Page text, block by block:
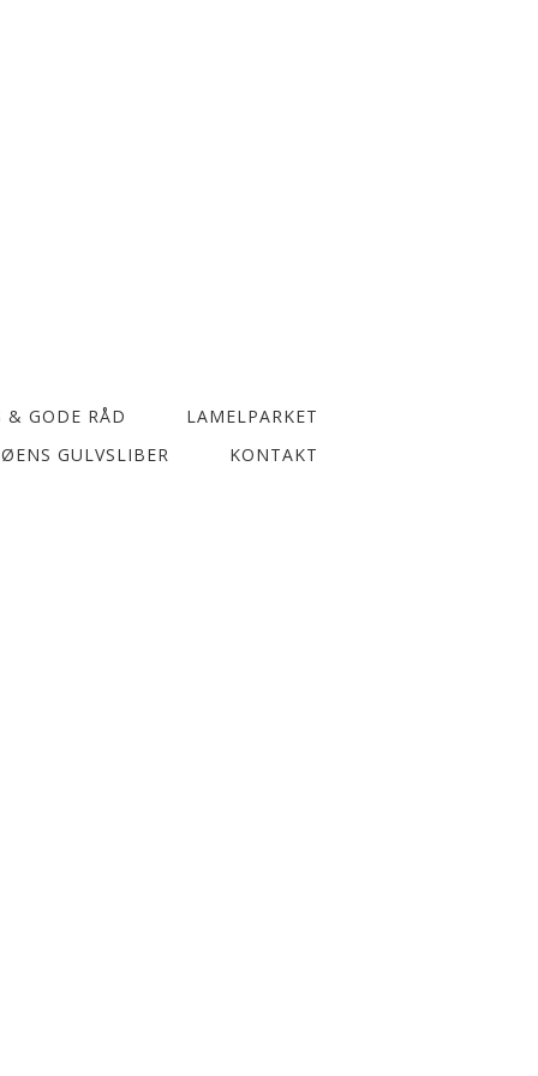
& GODE RÅD
LAMELPARKET
GULVSLIBER KONTAKT